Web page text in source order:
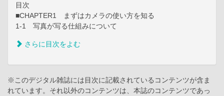
目次
■CHAPTER1 まずはカメラの使い方を知る
1-1 写真が写る仕組みについて
さらに目次をよむ
※このデジタル雑誌には目次に記載されているコンテンツが含ま
れています。それ以外のコンテンツは、本誌のコンテンツであっ